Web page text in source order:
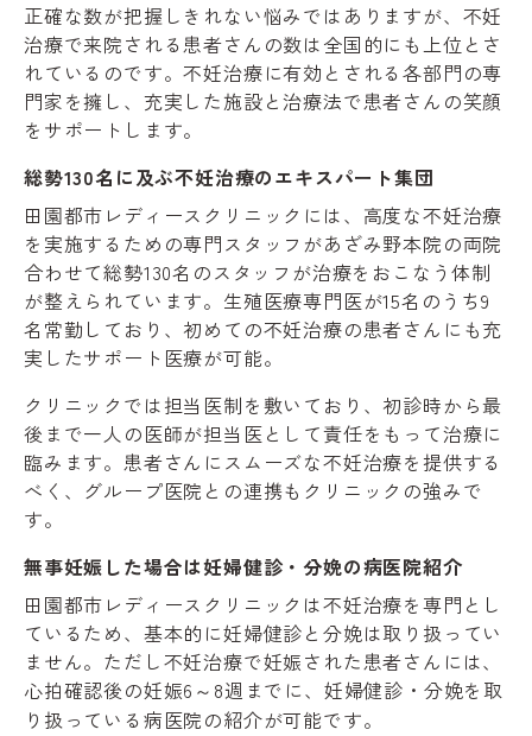
正確な数が把握しきれない悩みではありますが、不妊
治療で来院される患者さんの数は全国的にも上位とさ
れているのです。不妊治療に有効とされる各部門の専
門家を擁し、充実した施設と治療法で患者さんの笑顔
をサポートします。
総勢130名に及ぶ不妊治療のエキスパート集団
田園都市レディースクリニックには、高度な不妊治療
を実施するための専門スタッフがあざみ野本院の両院
合わせて総勢130名のスタッフが治療をおこなう体制
が整えられています。生殖医療専門医が15名のうち9
名常勤しており、初めての不妊治療の患者さんにも充
実したサポート医療が可能。
クリニックでは担当医制を敷いており、初診時から最
後まで一人の医師が担当医として責任をもって治療に
臨みます。患者さんにスムーズな不妊治療を提供する
べく、グループ医院との連携もクリニックの強みで
す。
無事妊娠した場合は妊婦健診・分娩の病医院紹介
田園都市レディースクリニックは不妊治療を専門とし
ているため、基本的に妊婦健診と分娩は取り扱ってい
ません。ただし不妊治療で妊娠された患者さんには、
心拍確認後の妊娠6～8週までに、妊婦健診・分娩を取
り扱っている病医院の紹介が可能です。